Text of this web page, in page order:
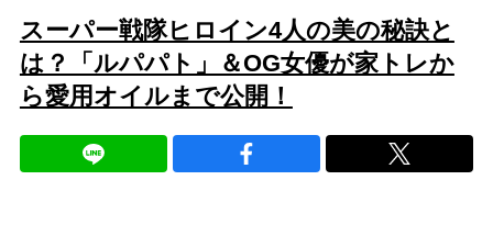
スーパー戦隊ヒロイン4人の美の秘訣と
は？「ルパパト」＆OG女優が家トレか
ら愛用オイルまで公開！